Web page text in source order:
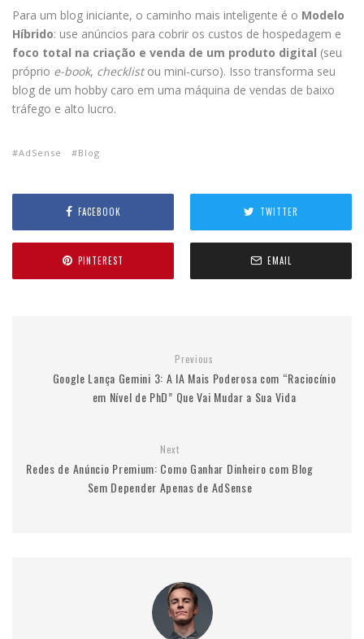
Para um blog iniciante, o caminho mais inteligente é o Modelo
Híbrido: use anúncios para cobrir os custos de hospedagem e
foco total na criação e venda de um produto digital (seu
próprio e-book, checklistou mini-curso). Isso transforma seu
blog de um hobby caro em uma máquina de vendas de baixo
tráfego e alto lucro.
AdSense Blog
FACEBOOK TWITTER
PINTEREST EMAIL
Previous
Google Lança Gemini 3: A IA Mais Poderosa com “Raciocínio
em Nível de PhD” Que Vai Mudar a Sua Vida
Next
Redes de Anúncio Premium: Como Ganhar Dinheiro com Blog
Sem Depender Apenas de AdSense